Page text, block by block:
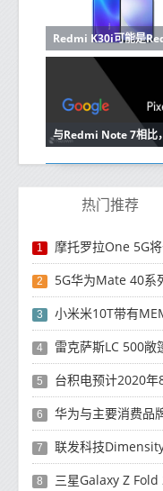
热门推荐
1 摩托罗拉One 5G
2 5G华为Mate 40系
3 小米米10T带有
4 雷克萨斯LC 500敞
5 台积电预计2020
6 华为与主要消费品牌合作
7 联发科技Dimensity
8 三星Galaxy Z